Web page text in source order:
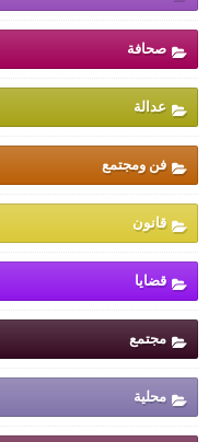
صحافة
عدالة
فن ومجتمع
قانون
قضايا
مجتمع
محلية